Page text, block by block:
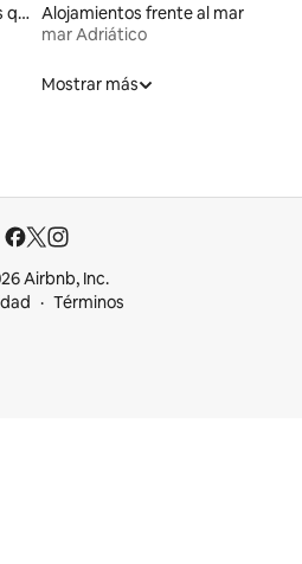
Alojamientos vacacionales que admiten mascotas
Alojamientos frente al mar
mar Adriático
Mostrar más
Airbnb, Inc.
Términos